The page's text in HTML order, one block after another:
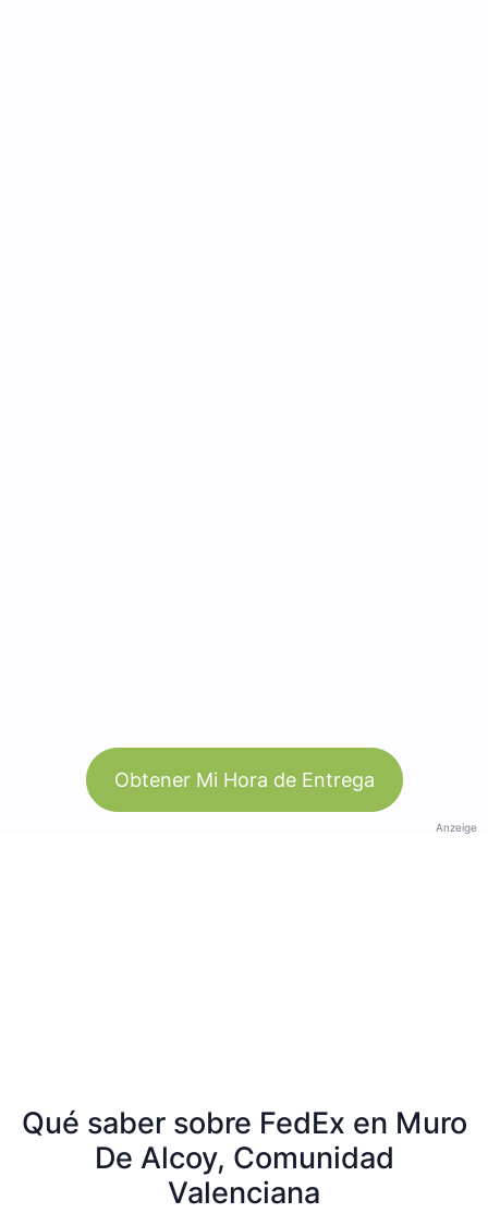
Obtener Mi Hora de Entrega
Anzeige
Qué saber sobre FedEx en Muro
De Alcoy, Comunidad
Valenciana